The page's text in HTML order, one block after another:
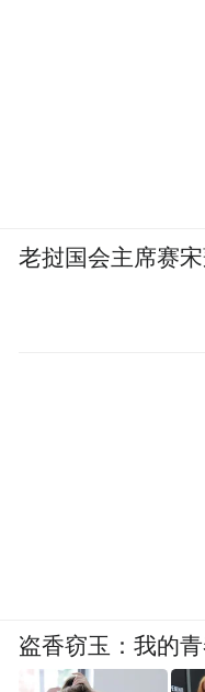
老挝国会主席赛
盗香窃玉：我的